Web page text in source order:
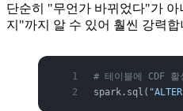
단순히 "무언가 바뀌었다"가
지"까지 알 수 있어 훨씬 강력합
# 테이블에 CDF
spark.sql(